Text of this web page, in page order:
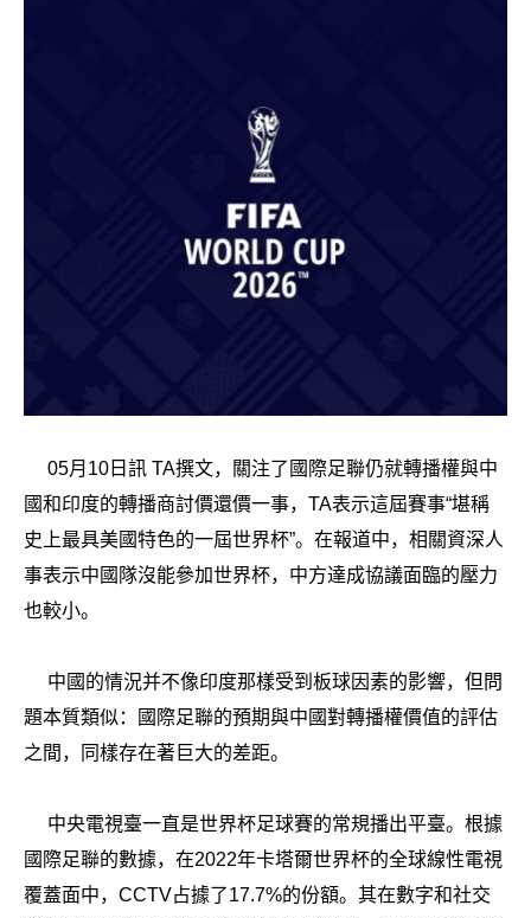
05月10日訊 TA撰文，關注了國際足聯仍就轉播權與中
國和印度的轉播商討價還價一事，TA表示這屆賽事“堪稱
史上最具美國特色的一屆世界杯”。在報道中，相關資深人
事表示中國隊沒能參加世界杯，中方達成協議面臨的壓力
也較小。
中國的情況并不像印度那樣受到板球因素的影響，但問
題本質類似：國際足聯的預期與中國對轉播權價值的評估
之間，同樣存在著巨大的差距。
中央電視臺一直是世界杯足球賽的常規播出平臺。根據
國際足聯的數據，在2022年卡塔爾世界杯的全球線性電視
覆蓋面中，CCTV占據了17.7%的份額。其在數字和社交